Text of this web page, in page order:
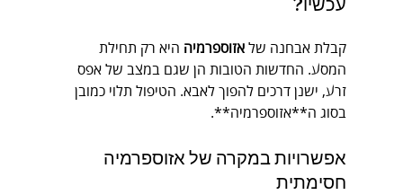
קבלת אבחנה של אזוספרמיה היא רק תחילת
המסע. החדשות הטובות הן שגם במצב של אפס
זרע, ישנן דרכים להפוך לאבא. הטיפול תלוי כמובן
בסוג ה**אזוספרמיה**.
אפשרויות במקרה של אזוספרמיה
חסימתית